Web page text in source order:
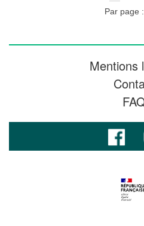
Par page :
Mentions